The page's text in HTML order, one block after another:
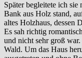
Später begleitete ich
Bank aus Holz stand,
altes Holzhaus, dessen
Es sah richtig
und nicht sehr groß
Wald. Um das Haus